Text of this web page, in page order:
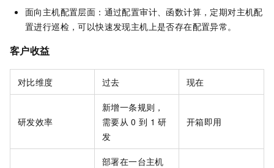
面向主机配置层面：通过配置审计、函数计算，定期对主机配
置进行巡检，可以快速发现主机上是否存在配置异常。
客户收益
对比维度 过去 现在
研发效率
新增一条规则，
需要从 0 到 1 研
发
开箱即用
部署在一台主机